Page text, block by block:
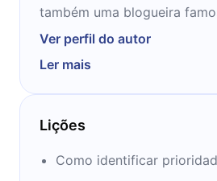
também uma blogueira
plataformas virtuais. Sua
ajudou milhares de pessoas
vidas e se tornarem
funcionais e tranquilos com
planejamentos. Aprenda
próximos 12 minutos e mude
Ver perfil do autor
Ler mais
Lições
Como identificar